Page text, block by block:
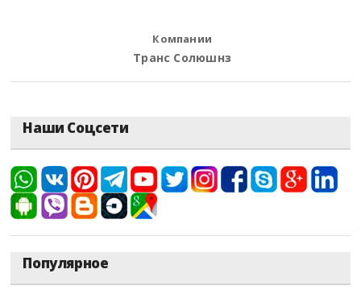
Компании
Транс Солюшнз
Наши Соцсети
Популярное